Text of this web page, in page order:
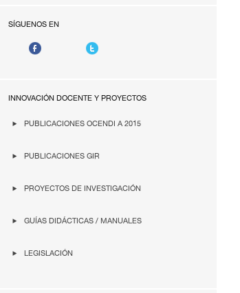
SÍGUENOS EN
INNOVACIÓN DOCENTE Y PROYECTOS
PUBLICACIONES OCENDI A 2015
PUBLICACIONES GIR
PROYECTOS DE INVESTIGACIÓN
GUÍAS DIDÁCTICAS / MANUALES
LEGISLACIÓN